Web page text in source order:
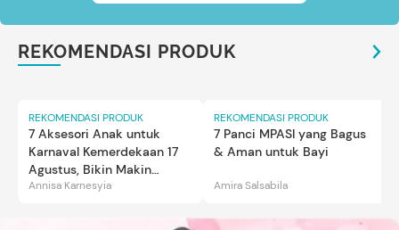
REKOMENDASI PRODUK
REKOMENDASI PRODUK
7 Aksesori Anak untuk
Karnaval Kemerdekaan 17
Agustus, Bikin Makin
Gemas
Annisa Karnesyia
REKOMENDASI PRODUK
7 Panci MPASI yang Bagus
& Aman untuk Bayi
Amira Salsabila